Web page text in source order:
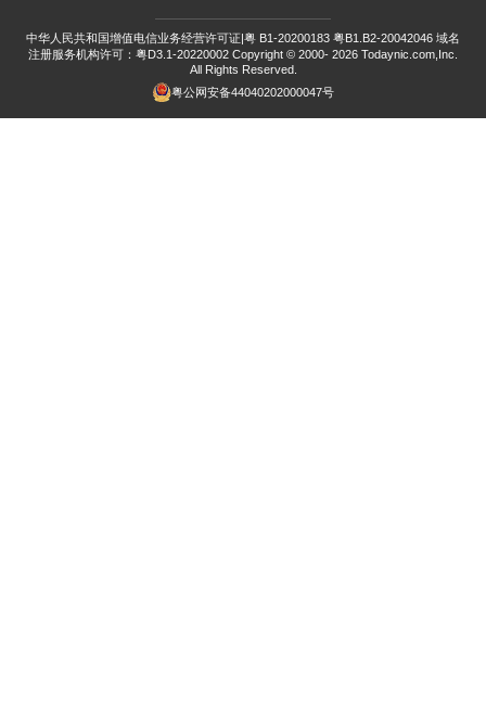
中华人民共和国增值电信业务经营许可证|粤 B1-20200183 粤B1.B2-20042046 域名
注册服务机构许可：粤D3.1-20220002 Copyright © 2000- 2026 Todaynic.com,Inc.
All Rights Reserved.
粤公网安备44040202000047号